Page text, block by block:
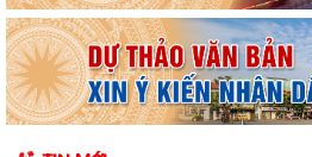
thôn trên địa bàn xã Thượng...
UBND xã Thượng Hồng ban hành quyết
tại Trụ sở UBND xã